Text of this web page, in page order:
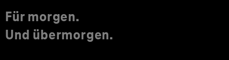
Für morgen.
Und übermorgen.